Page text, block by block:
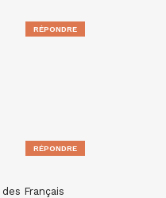
RÉPONDRE
Français
RÉPONDRE